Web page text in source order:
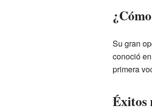
Su gran
conoció
primera
Éxitos